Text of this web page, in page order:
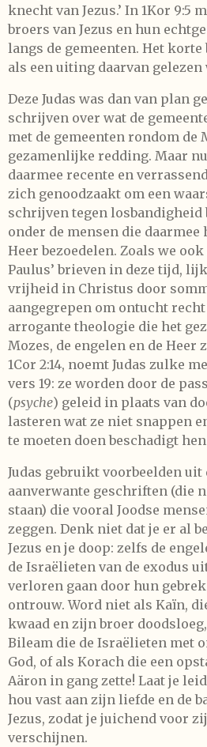
knecht van Jezus.’ In 1Kor 9:5
broers van Jezus en hun
langs de gemeenten. Het korte
als een uiting daarvan gelezen
Deze Judas was dan van plan
schrijven over wat de
met de gemeenten rondom de
gezamenlijke redding. Maar
daarmee recente en
zich genoodzaakt om een
schrijven tegen losbandigheid
onder de mensen die daarmee
Heer bezoedelen. Zoals we
Paulus’ brieven in deze tijd,
vrijheid in Christus door
aangegrepen om ontucht
arrogante theologie die het
Mozes, de engelen en de Heer
1Cor 2:14, noemt Judas zulke
vers 19: ze worden door de
(psyche) geleid in plaats van
lasteren wat ze niet snappen
te moeten doen beschadigt
Judas gebruikt voorbeelden uit
aanverwante geschriften (die
staan) die vooral Joodse
zeggen. Denk niet dat je er al
Jezus en je doop: zelfs de
de Israëlieten van de exodus
verloren gaan door hun
ontrouw. Word niet als Kaïn,
kwaad en zijn broer
Bileam die de Israëlieten met
God, of als Korach die een
Aäron in gang zette! Laat je
hou vast aan zijn liefde en de
Jezus, zodat je juichend voor
verschijnen.